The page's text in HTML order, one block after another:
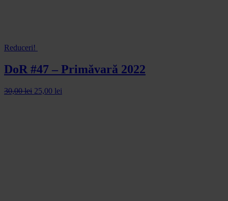
Reduceri!
DoR #47 – Primăvară 2022
30,00lei 25,00 lei